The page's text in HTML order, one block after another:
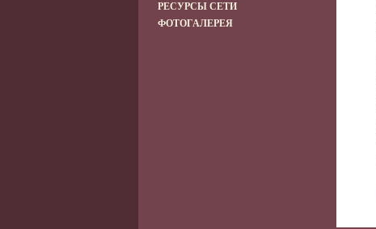
РЕСУРСЫ СЕТИ
ФОТОГАЛЕРЕЯ